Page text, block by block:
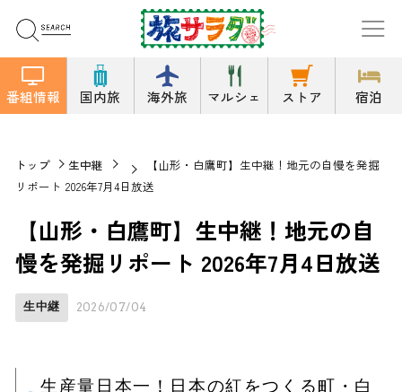
番組情報 国内旅 海外旅 マルシェ ストア 宿泊
トップ 生中継
【山形・白鷹町】生中継！地元の自慢を発掘
リポート 2026年7月4日放送
【山形・白鷹町】生中継！地元の自
慢を発掘リポート 2026年7月4日放送
生中継 2026/07/04
生産量日本一！日本の紅をつくる町・白